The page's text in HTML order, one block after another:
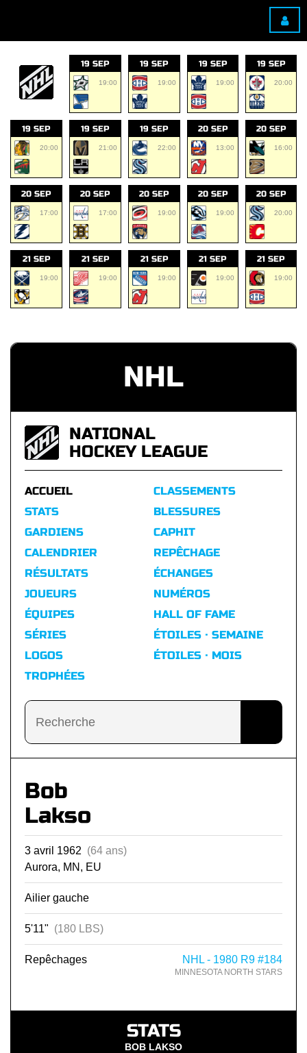
19 SEP
19:00
19 SEP
19:00
19 SEP
19:00
19 SEP
20:00
19 SEP
20:00
19 SEP
21:00
19 SEP
22:00
20 SEP
13:00
20 SEP
16:00
20 SEP
17:00
20 SEP
17:00
20 SEP
19:00
20 SEP
19:00
20 SEP
20:00
21 SEP
19:00
21 SEP
19:00
21 SEP
19:00
21 SEP
19:00
21 SEP
19:00
NHL
NATIONAL
HOCKEY LEAGUE
ACCUEIL
STATS
GARDIENS
CALENDRIER
RÉSULTATS
CLASSEMENTS
BLESSURES
CAPHIT
REPÊCHAGE
ÉCHANGES
JOUEURS
ÉQUIPES
SÉRIES
LOGOS
TROPHÉES
NUMÉROS
HALL OF FAME
ÉTOILES · SEMAINE
ÉTOILES · MOIS
Bob
Lakso
3 avril 1962 (64 ans)
Aurora, MN, EU
Ailier gauche
5'11" (180 LBS)
Repêchages NHL - 1980 R9 #184
MINNESOTA NORTH STARS
STATS
BOB LAKSO